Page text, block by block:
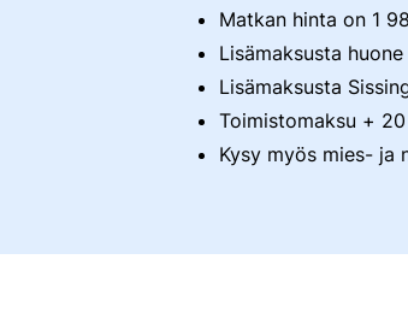
Matkan hinta on 1
Lisämaksusta
Lisämaksusta
Toimistomaksu +
Kysy myös mies- ja